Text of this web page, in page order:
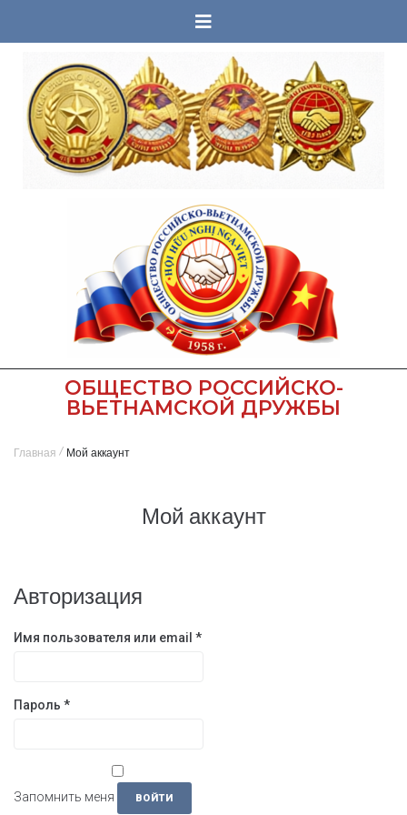
ОБЩЕСТВО РОССИЙСКО-
ВЬЕТНАМСКОЙ ДРУЖБЫ
Главная / Мой аккаунт
Мой аккаунт
Авторизация
Имя пользователя или email *
Пароль *
Запомнить меня ВОЙТИ